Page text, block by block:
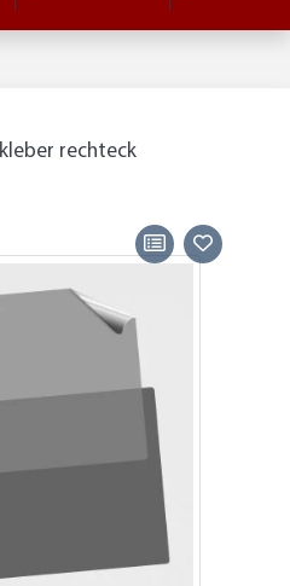
rechteck